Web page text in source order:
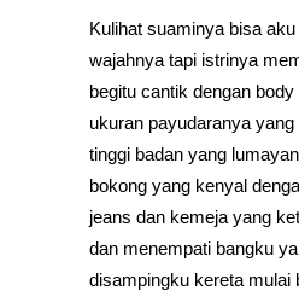
Kulihat suaminya bisa aku
wajahnya tapi istrinya
begitu cantik dengan
ukuran payudaranya
tinggi badan yang
bokong yang kenyal
jeans dan kemeja yang
dan menempati bangku
disampingku kereta mulai